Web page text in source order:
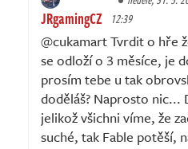
JRgamingCZ
12:39
@cukamart Tvrdit o hře
se odloží o 3 měsíce, je
prosím tebe u tak
doděláš? Naprosto nic...
jelikož všichni víme, že
suché, tak Fable potěší,